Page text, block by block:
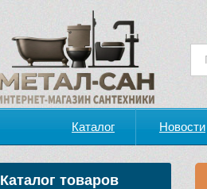
Каталог Новости
Каталог товаров